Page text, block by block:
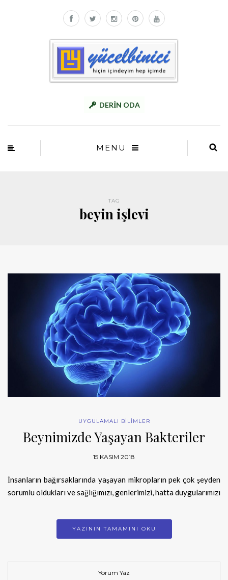
DERİN ODA
MENU
TAG
beyin işlevi
UYGULAMALI BİLİMLER
Beynimizde Yaşayan Bakteriler
15 KASIM 2018
İnsanların bağırsaklarında yaşayan mikropların pek çok şeyden
sorumlu oldukları ve sağlığımızı, genlerimizi, hatta duygularımızı
YAZININ TAMAMINI OKU
Yorum Yaz